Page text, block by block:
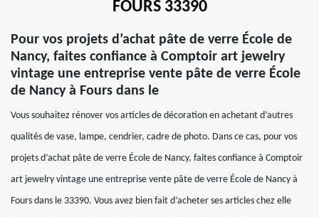
FOURS 33390
Pour vos projets d’achat pâte de verre École de
Nancy, faites confiance à Comptoir art jewelry
vintage une entreprise vente pâte de verre École
de Nancy à Fours dans le
Vous souhaitez rénover vos articles de décoration en achetant d’autres
qualités de vase, lampe, cendrier, cadre de photo. Dans ce cas, pour vos
projets d’achat pâte de verre École de Nancy, faites confiance à Comptoir
art jewelry vintage une entreprise vente pâte de verre École de Nancy à
Fours dans le 33390. Vous avez bien fait d’acheter ses articles chez elle